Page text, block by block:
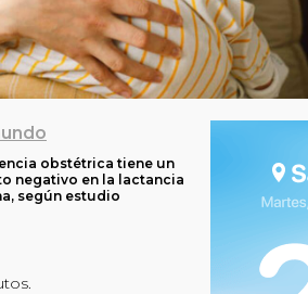
obstétrica tiene un
negativo en la lactancia
según estudio